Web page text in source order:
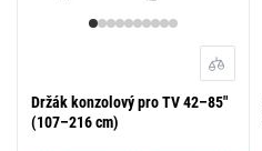
Držák konzolový pro TV 42–85"
(107–216 cm)